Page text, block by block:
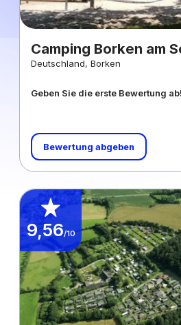
Camping Borken am
Deutschland, Borken
Geben Sie die erste Bewertung ab!
Bewertung abgeben
9,56/10